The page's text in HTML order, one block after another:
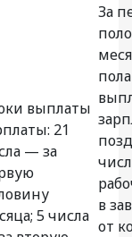
выплаты
21
— за
5 числа
За
в
от